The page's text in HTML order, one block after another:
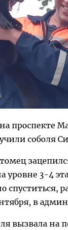
проспекте
соболя
уровне 3-4
спуститься,
в
вызвала на